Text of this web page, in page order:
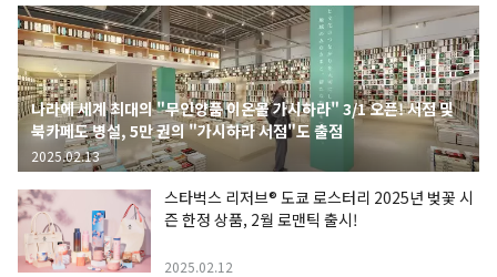
나라에 세계 최대의 "무인양품 이온몰 가시하라" 3/1 오픈! 서점 및
북카페도 병설, 5만 권의 "가시하라 서점"도 출점
2025.02.13
스타벅스 리저브® 도쿄 로스터리 2025년 벚꽃 시
즌 한정 상품, 2월 로맨틱 출시!
2025.02.12